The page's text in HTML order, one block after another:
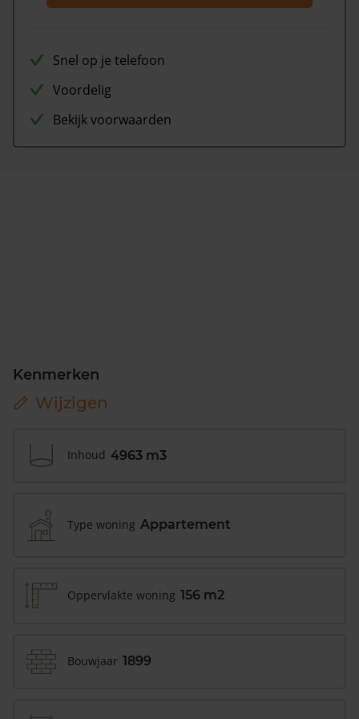
Snel op je telefoon
Voordelig
Bekijk voorwaarden
Kenmerken
Wijzigen
Inhoud 4963 m3
Type woning Appartement
Oppervlakte woning 156 m2
Bouwjaar 1899